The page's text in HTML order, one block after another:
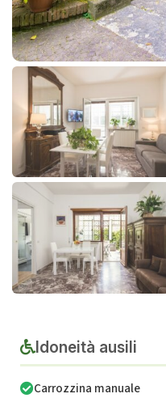
Idoneità ausili
Carrozzina manuale